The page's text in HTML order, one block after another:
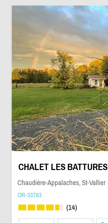
CHALET LES BATTURES
Chaudière-Appalaches, St-Vallier
OR-33783
(14)